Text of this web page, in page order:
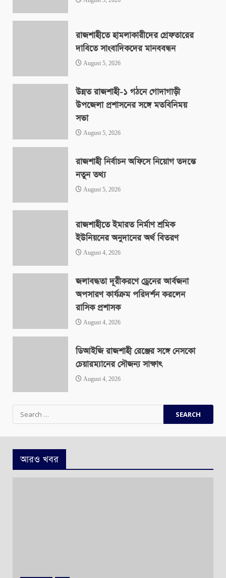
রাজশাহীতে হামলাকারীদের গ্রেফতারের
দাবিতে সাংবাদিকদের মানববন্ধন
August 5, 2026
উন্নত রাজশাহী-১ গঠনে গোদাগাড়ী
উপজেলা প্রশাসনের সঙ্গে মতবিনিময়
সভা
August 5, 2026
রাজশাহী নির্বাচন অফিসে নিয়োগ তদন্তে
নতুন তথ্য
August 5, 2026
রাজশাহীতে ইমারত নির্মাণ শ্রমিক
ইউনিয়নের অনুদানের অর্থ বিতরণ
August 4, 2026
জলাবদ্ধতা দূরীকরণে ড্রেনের আর্বজনা
অপসারণ কার্যক্রম পরিদর্শন করলেন
রাসিক প্রশাসক
August 4, 2026
ডিআইজি রাজশাহী রেঞ্জের সঙ্গে নেসকো
চেয়ারম্যানের সৌজন্য সাক্ষাৎ
August 4, 2026
Search
for:
আরও খবর